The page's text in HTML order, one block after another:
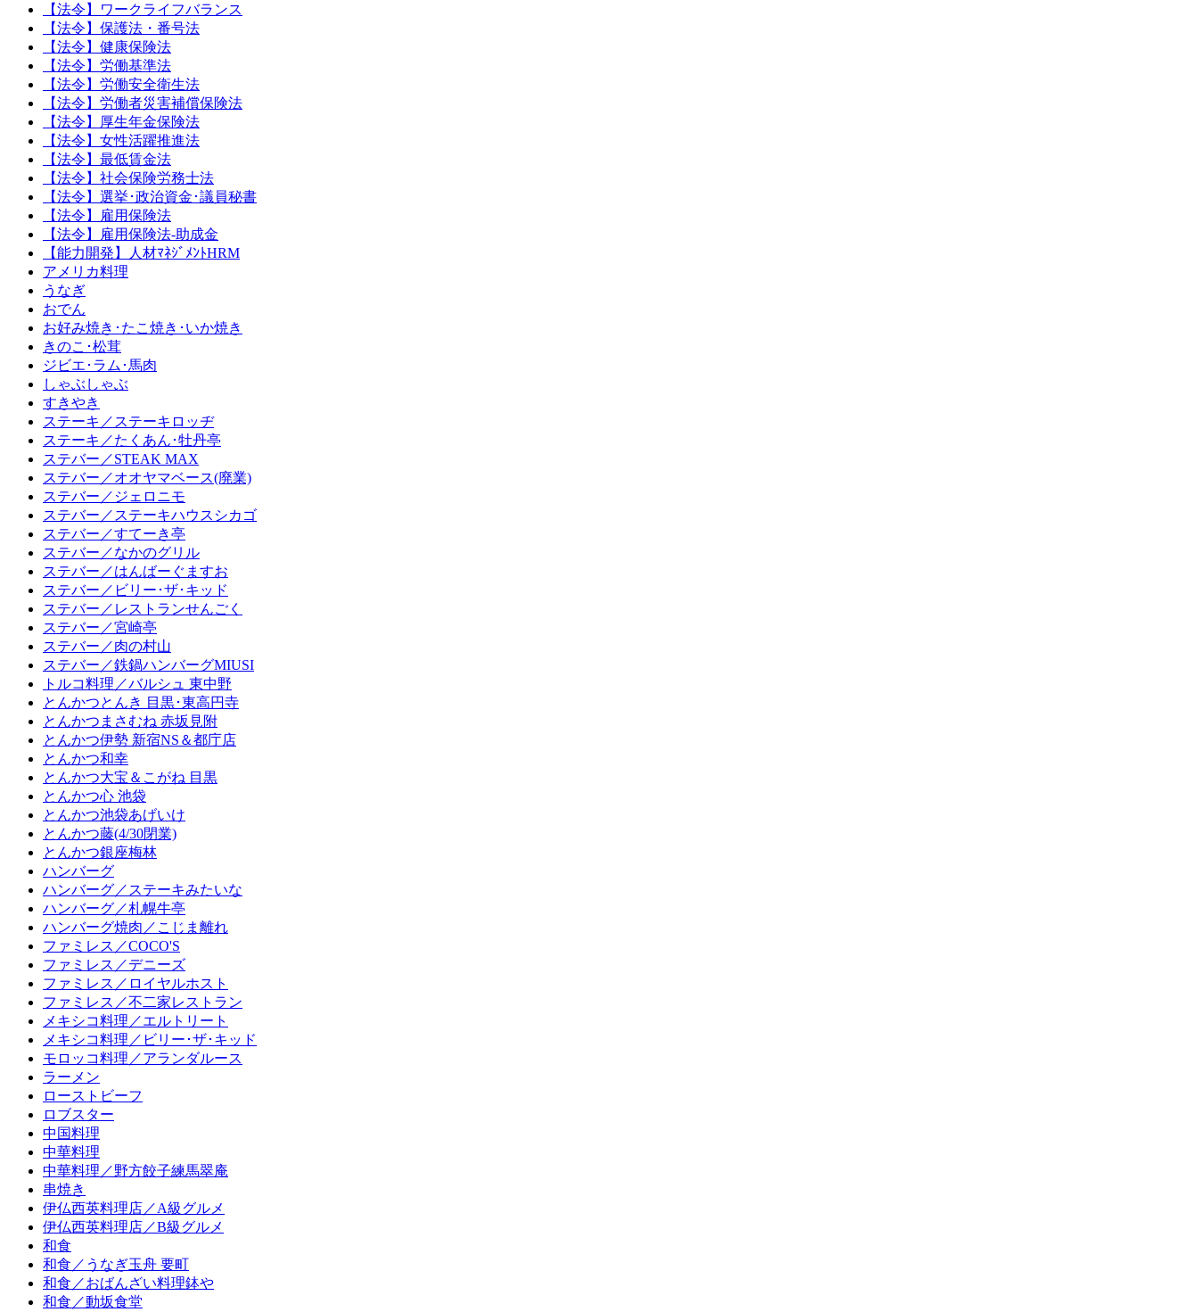
【法令】ワークライフバランス
【法令】保護法・番号法
【法令】健康保険法
【法令】労働基準法
【法令】労働安全衛生法
【法令】労働者災害補償保険法
【法令】厚生年金保険法
【法令】女性活躍推進法
【法令】最低賃金法
【法令】社会保険労務士法
【法令】選挙･政治資金･議員秘書
【法令】雇用保険法
【法令】雇用保険法-助成金
【能力開発】人材ﾏﾈｼﾞﾒﾝﾄHRM
アメリカ料理
うなぎ
おでん
お好み焼き･たこ焼き･いか焼き
きのこ･松茸
ジビエ･ラム･馬肉
しゃぶしゃぶ
すきやき
ステーキ／ステーキロッヂ
ステーキ／たくあん･牡丹亭
ステバー／STEAK MAX
ステバー／オオヤマベース(廃業)
ステバー／ジェロニモ
ステバー／ステーキハウスシカゴ
ステバー／すてーき亭
ステバー／なかのグリル
ステバー／はんばーぐますお
ステバー／ビリー･ザ･キッド
ステバー／レストランせんごく
ステバー／宮崎亭
ステバー／肉の村山
ステバー／鉄鍋ハンバーグMIUSI
トルコ料理／バルシュ 東中野
とんかつとんき 目黒･東高円寺
とんかつまさむね 赤坂見附
とんかつ伊勢 新宿NS＆都庁店
とんかつ和幸
とんかつ大宝＆こがね 目黒
とんかつ心 池袋
とんかつ池袋あげいけ
とんかつ藤(4/30閉業)
とんかつ銀座梅林
ハンバーグ
ハンバーグ／ステーキみたいな
ハンバーグ／札幌牛亭
ハンバーグ焼肉／こじま離れ
ファミレス／COCO'S
ファミレス／デニーズ
ファミレス／ロイヤルホスト
ファミレス／不二家レストラン
メキシコ料理／エルトリート
メキシコ料理／ビリー･ザ･キッド
モロッコ料理／アランダルース
ラーメン
ローストビーフ
ロブスター
中国料理
中華料理
中華料理／野方餃子練馬翠庵
串焼き
伊仏西英料理店／A級グルメ
伊仏西英料理店／B級グルメ
和食
和食／うなぎ玉舟 要町
和食／おばんざい料理鉢や
和食／動坂食堂